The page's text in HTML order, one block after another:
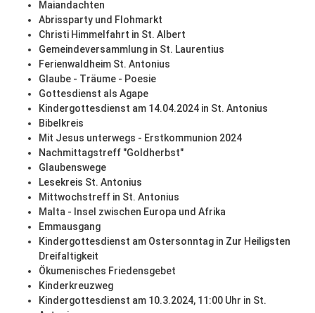
Maiandachten
Abrissparty und Flohmarkt
Christi Himmelfahrt in St. Albert
Gemeindeversammlung in St. Laurentius
Ferienwaldheim St. Antonius
Glaube - Träume - Poesie
Gottesdienst als Agape
Kindergottesdienst am 14.04.2024 in St. Antonius
Bibelkreis
Mit Jesus unterwegs - Erstkommunion 2024
Nachmittagstreff "Goldherbst"
Glaubenswege
Lesekreis St. Antonius
Mittwochstreff in St. Antonius
Malta - Insel zwischen Europa und Afrika
Emmausgang
Kindergottesdienst am Ostersonntag in Zur Heiligsten
Dreifaltigkeit
Ökumenisches Friedensgebet
Kinderkreuzweg
Kindergottesdienst am 10.3.2024, 11:00 Uhr in St.